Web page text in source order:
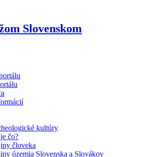
kultúry
čo?
človeka
územia Slovenska a Slovákov